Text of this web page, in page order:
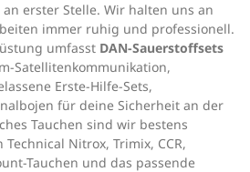
erster Stelle. Wir halten uns an
immer ruhig und professionell.
umfasst DAN-Sauerstoffsets
Satellitenkommunikation,
Erste-Hilfe-Sets,
für deine Sicherheit an der
Tauchen sind wir bestens
Nitrox, Trimix, CCR,
Tauchen und das passende